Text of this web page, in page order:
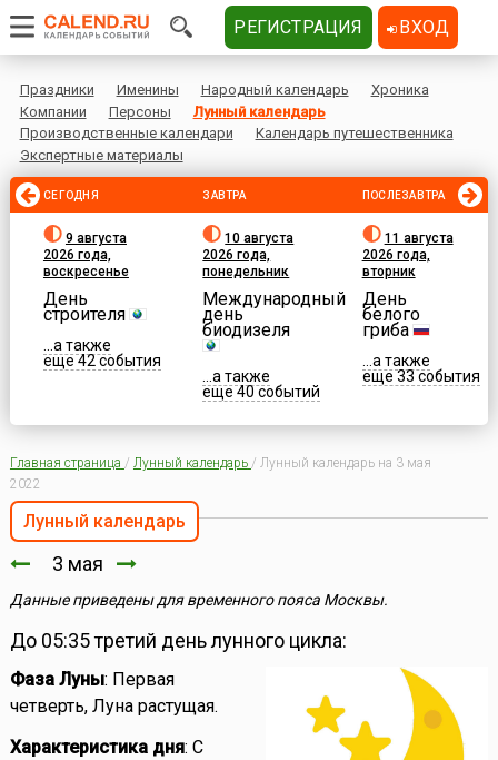
Праздники Именины Народный календарь
Хроника
Компании
Персоны
Лунный календарь
Производственные календари
Календарь путешественника
Экспертные материалы
СЕГОДНЯ
9 августа
2026 года,
воскресенье
День
строителя
...а также
еще 42 события
ЗАВТРА
10 августа
2026 года,
понедельник
Международный
день
биодизеля
...а также
еще 40 событий
ПОСЛЕЗАВТРА
11 августа
2026 года,
вторник
День
белого
гриба
...а также
еще 33 события
Главная страница / Лунный календарь / Лунный календарь на 3 мая
2022
Лунный календарь
3 мая
Данные приведены для временного пояса Москвы.
До 05:35 третий день лунного цикла:
Фаза Луны: Первая
четверть, Луна растущая.
Характеристика дня: С
РЕГИСТРАЦИЯ ВХОД